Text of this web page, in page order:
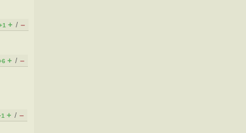
+ / –
+ / –
+ / –